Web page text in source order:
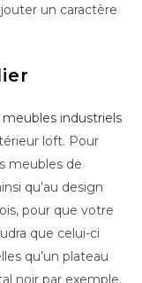
un caractère
meubles industriels
loft. Pour
meubles de
qu’au design
pour que votre
que celui-ci
qu’un plateau
noir par exemple.